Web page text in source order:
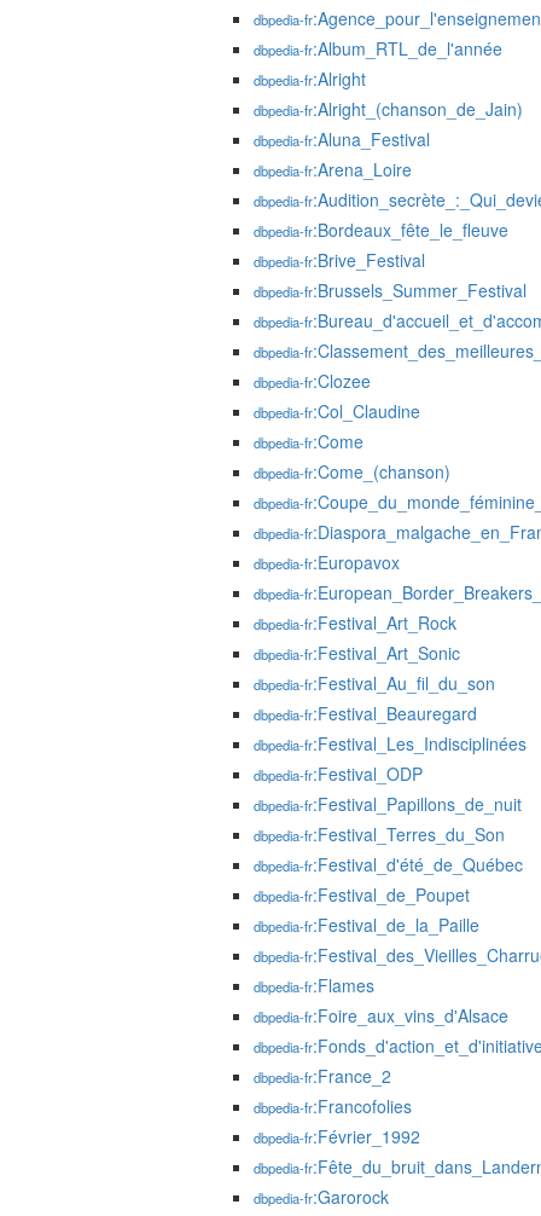
dbpedia-fr
dbpedia-fr:Album_RTL_de_l'année
dbpedia-fr:Alright
dbpedia-fr:Alright_(chanson_de_Jain)
dbpedia-fr:Aluna_Festival
dbpedia-fr:Arena_Loire
dbpedia-fr
dbpedia-fr:Bordeaux_fête_le_fleuve
dbpedia-fr:Brive_Festival
dbpedia-fr:Brussels_Summer_Festival
dbpedia-fr
dbpedia-fr
dbpedia-fr:Clozee
dbpedia-fr:Col_Claudine
dbpedia-fr:Come
dbpedia-fr:Come_(chanson)
dbpedia-fr
dbpedia-fr
dbpedia-fr:Europavox
dbpedia-fr
dbpedia-fr:Festival_Art_Rock
dbpedia-fr:Festival_Art_Sonic
dbpedia-fr:Festival_Au_fil_du_son
dbpedia-fr:Festival_Beauregard
dbpedia-fr:Festival_Les_Indisciplinées
dbpedia-fr:Festival_ODP
dbpedia-fr:Festival_Papillons_de_nuit
dbpedia-fr:Festival_Terres_du_Son
dbpedia-fr:Festival_d'été_de_Québec
dbpedia-fr:Festival_de_Poupet
dbpedia-fr:Festival_de_la_Paille
dbpedia-fr
dbpedia-fr:Flames
dbpedia-fr:Foire_aux_vins_d'Alsace
dbpedia-fr
dbpedia-fr:France_2
dbpedia-fr:Francofolies
dbpedia-fr:Février_1992
dbpedia-fr
dbpedia-fr:Garorock